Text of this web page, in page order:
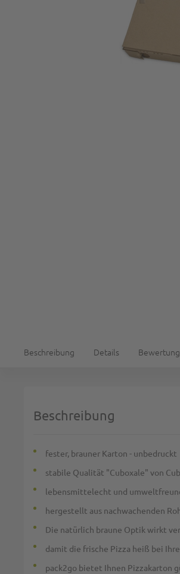
Beschreibung Details
Beschreibung
fester, brauner Karton - unbedruckt
stabile Qualität "Cuboxale" von
lebensmittelecht und
hergestellt aus nachwachenden
Die natürlich braune Optik wirkt
damit die frische Pizza heiß bei
pack2go bietet Ihnen Pizzakarton